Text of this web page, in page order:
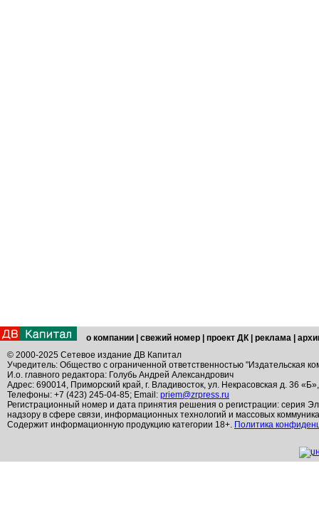
о компании свежий номер проект ДК реклама
© 2000-2025 Сетевое издание ДВ Капитал
Учредитель: Общество с ограниченной ответственностью "Издательская
И.о. главного редактора: Голубь Андрей Александрович
Адрес: 690014, Приморский край, г. Владивосток, ул. Некрасовская д. 36
Телефоны: +7 (423) 245-04-85; Email: priem@zrpress.ru
Регистрационный номер и дата принятия решения о регистрации: серия
надзору в сфере связи, информационных технологий и массовых
Содержит информационную продукцию категории 18+. Политика